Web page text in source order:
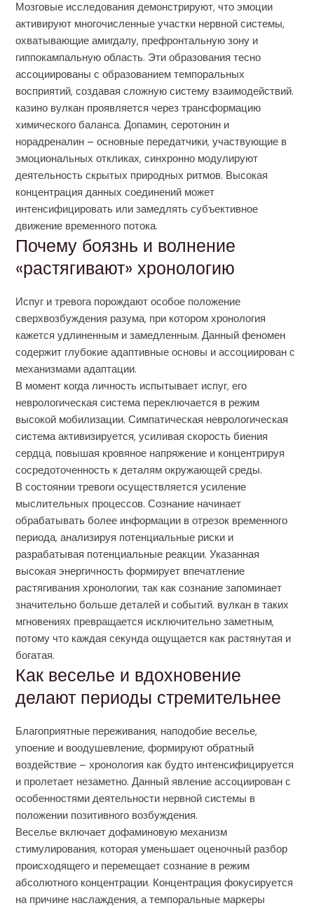
Мозговые исследования демонстрируют, что эмоции
активируют многочисленные участки нервной системы,
охватывающие амигдалу, префронтальную зону и
гиппокампальную область. Эти образования тесно
ассоциированы с образованием темпоральных
восприятий, создавая сложную систему взаимодействий.
казино вулкан проявляется через трансформацию
химического баланса. Допамин, серотонин и
норадреналин – основные передатчики, участвующие в
эмоциональных откликах, синхронно модулируют
деятельность скрытых природных ритмов. Высокая
концентрация данных соединений может
интенсифицировать или замедлять субъективное
движение временного потока.
Почему боязнь и волнение
«растягивают» хронологию
Испуг и тревога порождают особое положение
сверхвозбуждения разума, при котором хронология
кажется удлиненным и замедленным. Данный феномен
содержит глубокие адаптивные основы и ассоциирован с
механизмами адаптации.
В момент когда личность испытывает испуг, его
неврологическая система переключается в режим
высокой мобилизации. Симпатическая неврологическая
система активизируется, усиливая скорость биения
сердца, повышая кровяное напряжение и концентрируя
сосредоточенность к деталям окружающей среды.
В состоянии тревоги осуществляется усиление
мыслительных процессов. Сознание начинает
обрабатывать более информации в отрезок временного
периода, анализируя потенциальные риски и
разрабатывая потенциальные реакции. Указанная
высокая энергичность формирует впечатление
растягивания хронологии, так как сознание запоминает
значительно больше деталей и событий. вулкан в таких
мгновениях превращается исключительно заметным,
потому что каждая секунда ощущается как растянутая и
богатая.
Как веселье и вдохновение
делают периоды стремительнее
Благоприятные переживания, наподобие веселье,
упоение и воодушевление, формируют обратный
воздействие – хронология как будто интенсифицируется
и пролетает незаметно. Данный явление ассоциирован с
особенностями деятельности нервной системы в
положении позитивного возбуждения.
Веселье включает дофаминовую механизм
стимулирования, которая уменьшает оценочный разбор
происходящего и перемещает сознание в режим
абсолютного концентрации. Концентрация фокусируется
на причине наслаждения, а темпоральные маркеры